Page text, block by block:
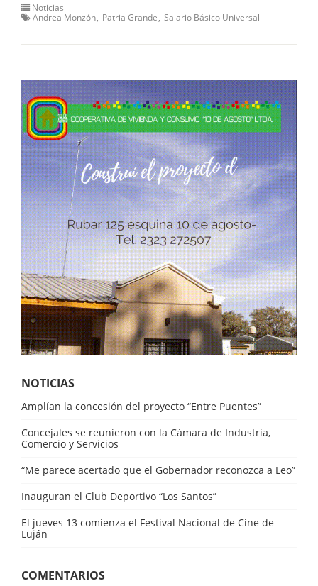
Noticias
Andrea Monzón Patria Grande Salario Básico Universal
NOTICIAS
Amplían la concesión del proyecto “Entre Puentes”
Concejales se reunieron con la Cámara de Industria,
Comercio y Servicios
“Me parece acertado que el Gobernador reconozca a Leo”
Inauguran el Club Deportivo “Los Santos”
El jueves 13 comienza el Festival Nacional de Cine de
Luján
COMENTARIOS